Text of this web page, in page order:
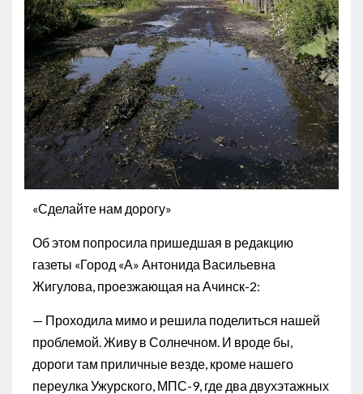
«Сделайте нам дорогу»
Об этом попросила пришедшая в редакцию
газеты «Город «А» Антонида Васильевна
Жигулова, проезжающая на Ачинск-2:
— Проходила мимо и решила поделиться нашей
проблемой. Живу в Солнечном. И вроде бы,
дороги там приличные везде, кроме нашего
переулка Ужурского, МПС-9, где два двухэтажных